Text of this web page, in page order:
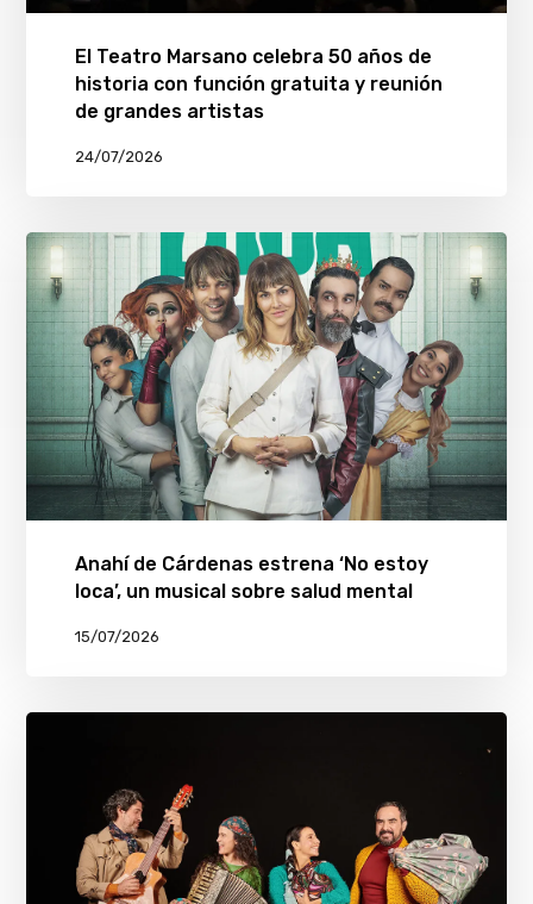
El Teatro Marsano celebra 50 años de
historia con función gratuita y reunión
de grandes artistas
24/07/2026
Anahí de Cárdenas estrena ‘No estoy
loca’, un musical sobre salud mental
15/07/2026